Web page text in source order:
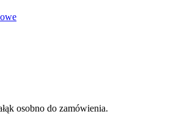
osobno do zamówienia.